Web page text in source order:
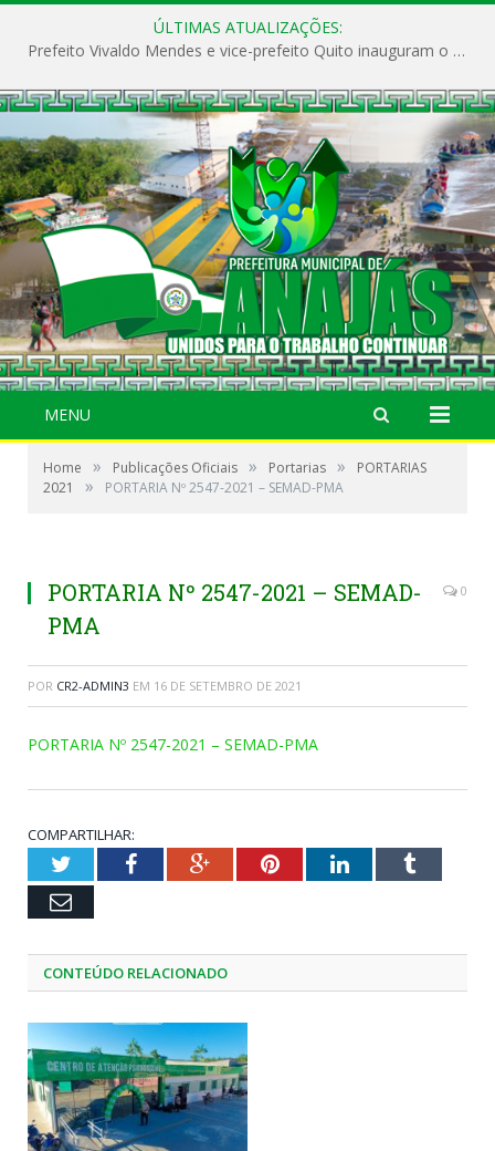
ÚLTIMAS ATUALIZAÇÕES:
Prefeito Vivaldo Mendes e vice-prefeito Quito inauguram o CAPS e fortalecem a saúde pública em Anajás.
MENU
Home » Publicações Oficiais » Portarias »
PORTARIAS
2021
» PORTARIA Nº 2547-2021 – SEMAD-PMA
PORTARIA Nº 2547-2021 – SEMAD-
PMA
0
POR CR2-ADMIN3 EM 16 DE SETEMBRO DE 2021
PORTARIA Nº 2547-2021 – SEMAD-PMA
COMPARTILHAR:
TwitterFacebookGoogle+PinterestLinkedInTumblr
Email
CONTEÚDO RELACIONADO